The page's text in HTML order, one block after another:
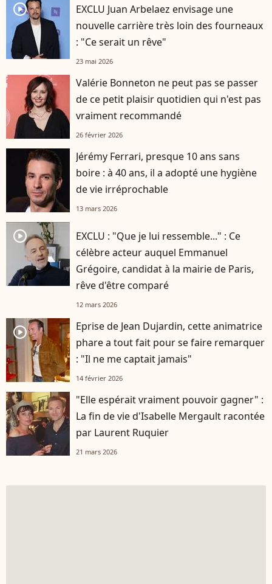
player2
EXCLU Juan Arbelaez envisage une
nouvelle carrière très loin des fourneaux
: "Ce serait un rêve"
23 mai 2026
Valérie Bonneton ne peut pas se passer
de ce petit plaisir quotidien qui n'est pas
vraiment recommandé
26 février 2026
Jérémy Ferrari, presque 10 ans sans
boire : à 40 ans, il a adopté une hygiène
de vie irréprochable
13 mars 2026
player2
EXCLU : "Que je lui ressemble..." : Ce
célèbre acteur auquel Emmanuel
Grégoire, candidat à la mairie de Paris,
rêve d'être comparé
12 mars 2026
player2
Eprise de Jean Dujardin, cette animatrice
phare a tout fait pour se faire remarquer
: "Il ne me captait jamais"
14 février 2026
"Elle espérait vraiment pouvoir gagner" :
La fin de vie d'Isabelle Mergault racontée
par Laurent Ruquier
21 mars 2026